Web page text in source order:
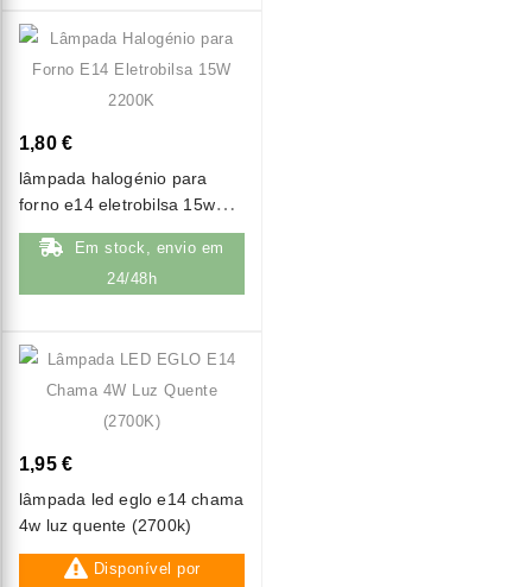
1,80 €
lâmpada halogénio para
forno e14 eletrobilsa 15w
2200k
Em stock, envio em
24/48h
1,95 €
lâmpada led eglo e14 chama
4w luz quente (2700k)
Disponível por